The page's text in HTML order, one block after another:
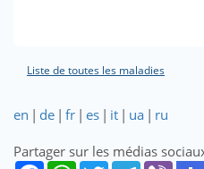
Liste de toutes les maladies
en | de | fr | es | it | ua | ru
Partager sur les médias